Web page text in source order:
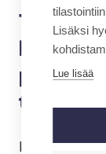
kevään
tarjolla
Keväällä
Lisäksi
Lue lisää